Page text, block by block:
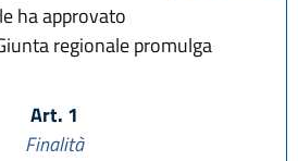
ha approvato
regionale promulga
Art. 1
Finalità